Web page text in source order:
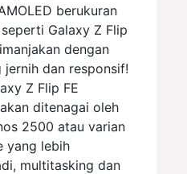
berukuran
Galaxy Z Flip
dengan
dan responsif!
Z Flip FE
ditenagai oleh
2500 atau varian
yang lebih
multitasking dan